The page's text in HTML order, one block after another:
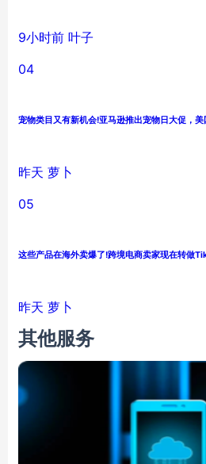
9小时前 叶子
04
宠物类目又有新机会!亚马逊推出宠物日大促，
昨天 萝卜
05
这些产品在海外卖爆了!跨境电商卖家现在转做
昨天 萝卜
其他服务